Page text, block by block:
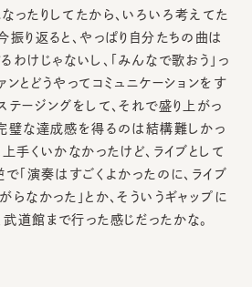
ったりしてたから、いろいろ考えてた
り返ると、やっぱり自分たちの曲は
わけじゃないし、「みんなで歌おう」っ
ンとどうやってコミュニケーションをす
テージングをして、それで盛り上がっ
璧な達成感を得るのは結構難しかっ
上手くいかなかったけど、ライブとして
で「演奏はすごくよかったのに、ライブ
らなかった」とか、そういうギャップに
道館まで行った感じだったかな。